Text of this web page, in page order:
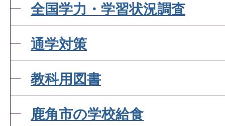
全国学力・学習状況調査
通学対策
教科用図書
鹿角市の学校給食